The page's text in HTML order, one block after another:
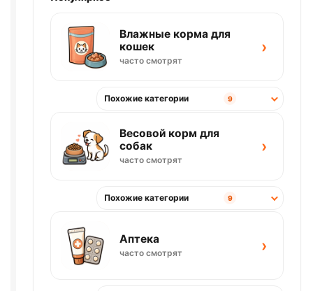
Влажные корма для
кошек
часто смотрят
›
Похожие категории 9
Весовой корм для
собак
часто смотрят
›
Похожие категории 9
Аптека
часто смотрят ›